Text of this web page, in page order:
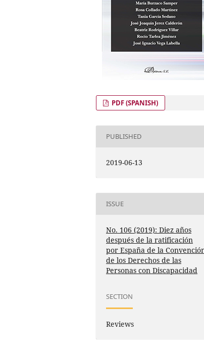
PDF (SPANISH)
PUBLISHED
2019-06-13
ISSUE
No. 106 (2019): Diez años
después de la ratificación
por España de la
de los Derechos de las
Personas con Discapacidad
SECTION
Reviews